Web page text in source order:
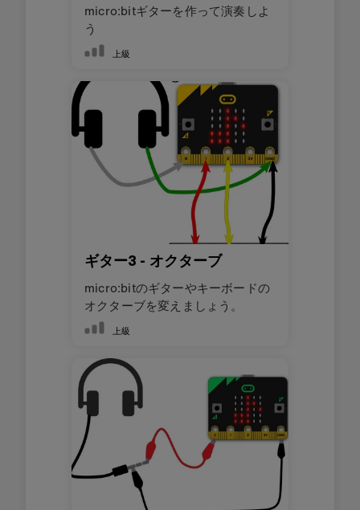
micro:bitギターを作って演奏しよ
う
上級
ギター3 - オクターブ
micro:bitのギターやキーボードの
オクターブを変えましょう。
上級